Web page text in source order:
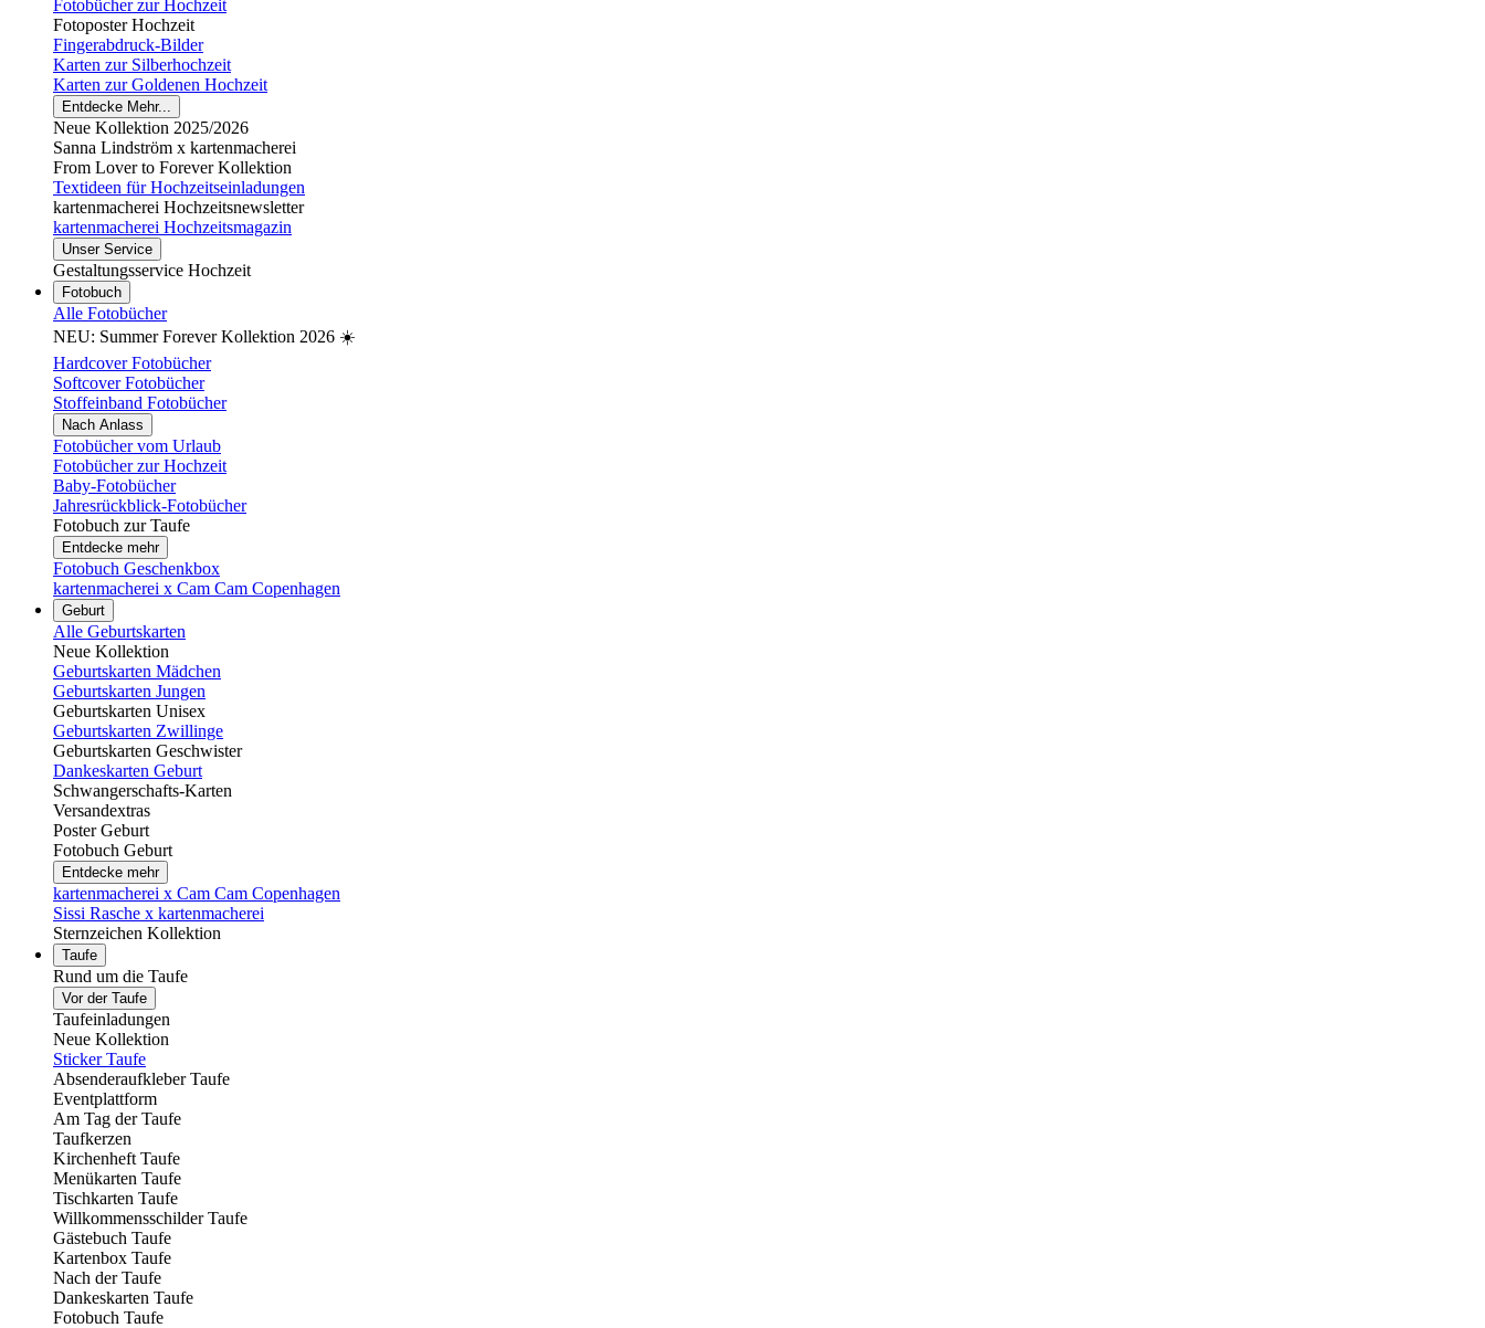
Fotobücher zur Hochzeit
Fotoposter Hochzeit
Fingerabdruck-Bilder
Karten zur Silberhochzeit
Karten zur Goldenen Hochzeit
Entdecke Mehr...
Neue Kollektion 2025/2026
Sanna Lindström x kartenmacherei
From Lover to Forever Kollektion
Textideen für Hochzeitseinladungen
kartenmacherei Hochzeitsnewsletter
kartenmacherei Hochzeitsmagazin
Unser Service
Gestaltungsservice Hochzeit
Fotobuch
Alle Fotobücher
NEU: Summer Forever Kollektion 2026 ☀️
Hardcover Fotobücher
Softcover Fotobücher
Stoffeinband Fotobücher
Nach Anlass
Fotobücher vom Urlaub
Fotobücher zur Hochzeit
Baby-Fotobücher
Jahresrückblick-Fotobücher
Fotobuch zur Taufe
Entdecke mehr
Fotobuch Geschenkbox
kartenmacherei x Cam Cam Copenhagen
Geburt
Alle Geburtskarten
Neue Kollektion
Geburtskarten Mädchen
Geburtskarten Jungen
Geburtskarten Unisex
Geburtskarten Zwillinge
Geburtskarten Geschwister
Dankeskarten Geburt
Schwangerschafts-Karten
Versandextras
Poster Geburt
Fotobuch Geburt
Entdecke mehr
kartenmacherei x Cam Cam Copenhagen
Sissi Rasche x kartenmacherei
Sternzeichen Kollektion
Taufe
Rund um die Taufe
Vor der Taufe
Taufeinladungen
Neue Kollektion
Sticker Taufe
Absenderaufkleber Taufe
Eventplattform
Am Tag der Taufe
Taufkerzen
Kirchenheft Taufe
Menükarten Taufe
Tischkarten Taufe
Willkommensschilder Taufe
Gästebuch Taufe
Kartenbox Taufe
Nach der Taufe
Dankeskarten Taufe
Fotobuch Taufe